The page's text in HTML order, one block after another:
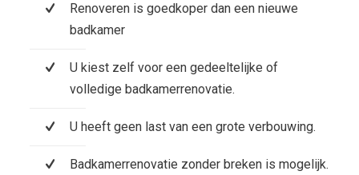
Renoveren is goedkoper dan een nieuwe
badkamer
U kiest zelf voor een gedeeltelijke of
volledige badkamerrenovatie.
U heeft geen last van een grote verbouwing.
Badkamerrenovatie zonder breken is mogelijk.